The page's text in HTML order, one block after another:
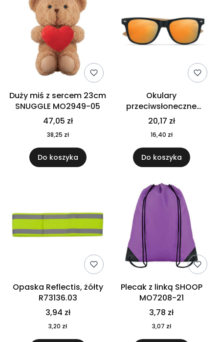
Duży miś z sercem 23cm
SNUGGLE MO2949-05
47,05 zł
38,25 zł
Do koszyka
Okulary
przeciwsłoneczne
CALIFORNIA TOUCH
MO9617-10
20,17 zł
16,40 zł
Do koszyka
Opaska Reflectis, żółty
R73136.03
3,94 zł
3,20 zł
Plecak z linką SHOOP
MO7208-21
3,78 zł
3,07 zł